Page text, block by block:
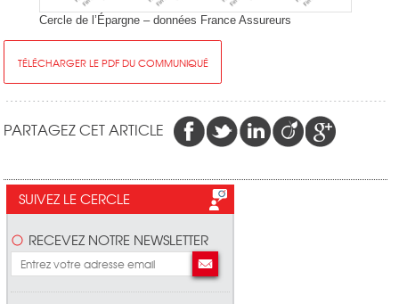
Cercle de l’Épargne – données France Assureurs
TÉLÉCHARGER LE PDF DU COMMUNIQUÉ
PARTAGEZ CET ARTICLE
SUIVEZ LE CERCLE
RECEVEZ NOTRE NEWSLETTER